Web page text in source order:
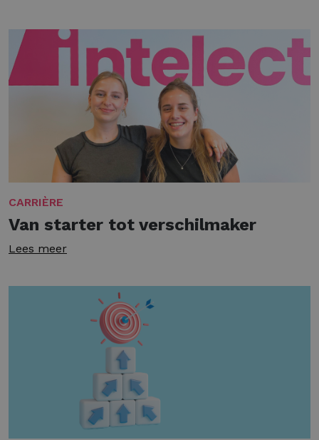
CARRIÈRE
Van starter tot verschilmaker
Lees meer